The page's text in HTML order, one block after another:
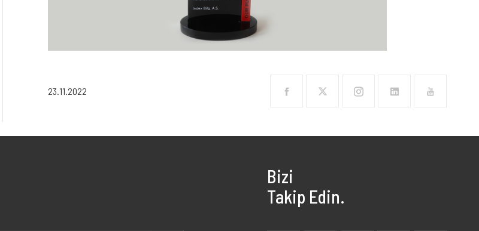
23.11.2022
Bizi
Takip Edin.